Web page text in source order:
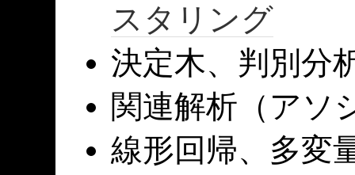
スタリング
決定木、判別分
関連解析（アソ
線形回帰、多変